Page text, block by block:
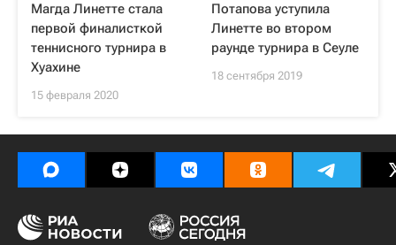
Магда Линетте стала
первой финалисткой
теннисного турнира в
Хуахине
15 февраля 2020
Потапова уступила
Линетте во втором
раунде турнира в Сеуле
18 сентября 2019